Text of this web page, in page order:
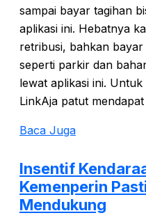
sampai bayar tagihan
aplikasi ini. Hebatnya
retribusi, bahkan
seperti parkir dan
lewat aplikasi ini.
LinkAja patut
Baca Juga
Insentif
Kemenperin
Mendukung